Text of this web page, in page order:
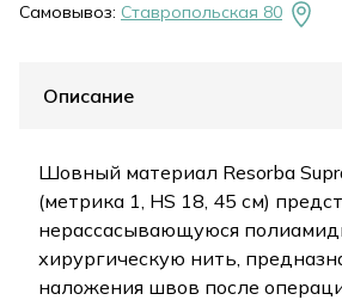
Самовывоз: Ставропольская 80
Описание
Шовный материал Resorba
(метрика 1, HS 18, 45 см)
нерассасывающуюся
хирургическую нить,
наложения швов после